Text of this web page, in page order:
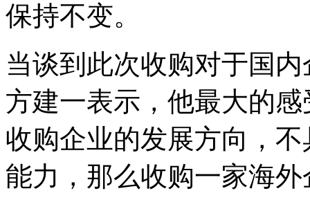
保持不变。
当谈到此次收购对于国
方建一表示，他最大的
收购企业的发展方向，
能力，那么收购一家海